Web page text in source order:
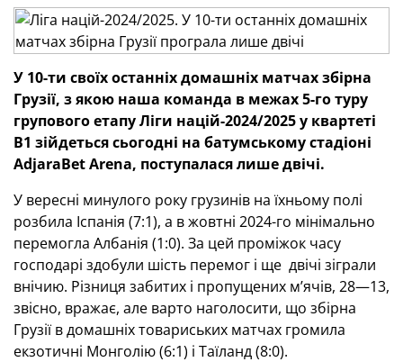
У 10-ти своїх останніх домашніх матчах збірна
Грузії, з якою наша команда в межах 5-го туру
групового етапу Ліги націй-2024/2025 у квартеті
В1 зійдеться сьогодні на батумському стадіоні
AdjaraBet Arena, поступалася лише двічі.
У вересні минулого року грузинів на їхньому полі
розбила Іспанія (7:1), а в жовтні 2024-го мінімально
перемогла Албанія (1:0). За цей проміжок часу
господарі здобули шість перемог і ще двічі зіграли
внічию. Різниця забитих і пропущених м’ячів, 28—13,
звісно, вражає, але варто наголосити, що збірна
Грузії в домашніх товариських матчах громила
екзотичні Монголію (6:1) і Таїланд (8:0).